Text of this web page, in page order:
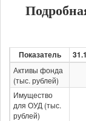
Показатель
Активы фонда
(тыс. рублей)
Имущество
для ОУД (тыс.
рублей)